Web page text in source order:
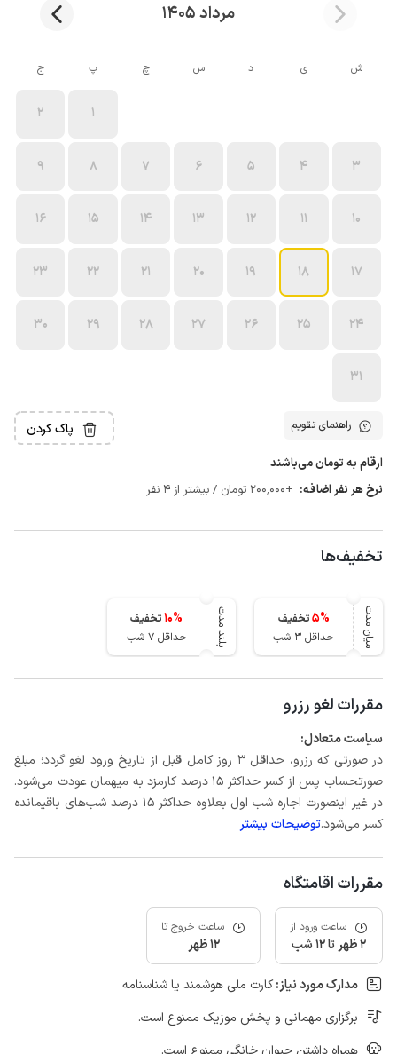
مرداد 1405
ش ی د س چ پ ج
1
2
3
4
5
6
7
8
9
10
11
12
13
14
15
16
17
18
19
20
21
22
23
24
25
26
27
28
29
30
31
راهنمای تقویم پاک کردن
ارقام به تومان می‌باشند
نرخ هر نفر اضافه: +200٬000 تومان / بیشتر از 4 نفر
تخفیف‌ها
میان مدت 5%
تخفیف
حداقل 3 شب
بلند مدت 10%
تخفیف
حداقل 7 شب
مقررات لغو رزرو
سیاست متعادل:
در صورتی که رزرو، حداقل 3 روز کامل قبل از تاریخ ورود لغو گردد؛ مبلغ
صورتحساب پس از کسر حداکثر 15 درصد کارمزد به میهمان عودت می‌شود.
در غیر اینصورت اجاره شب اول بعلاوه حداکثر 15 درصد شب‌های باقیمانده
کسر می‌شود.توضیحات بیشتر
مقررات اقامتگاه
ساعت ورود از
2 ظهر تا 12 شب
ساعت خروج تا
12 ظهر
مدارک مورد نیاز:کارت ملی هوشمند یا شناسنامه
برگزاری مهمانی و پخش موزیک ممنوع است.